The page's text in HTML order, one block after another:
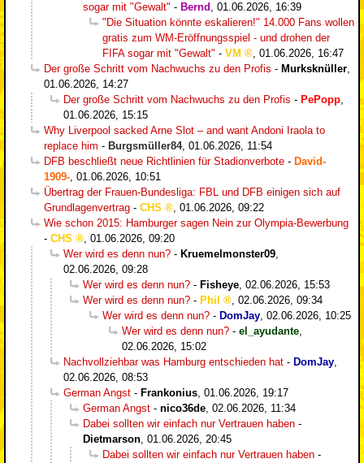
sogar mit "Gewalt" - Bernd , 01.06.2026, 16:39
"Die Situation könnte eskalieren!" 14.000 Fans wollen
gratis zum WM-Eröffnungsspiel - und drohen der
FIFA sogar mit "Gewalt" - VM , 01.06.2026, 16:47
Der große Schritt vom Nachwuchs zu den Profis - Murksknüller,
01.06.2026, 14:27
Der große Schritt vom Nachwuchs zu den Profis - PePopp,
01.06.2026, 15:15
Why Liverpool sacked Arne Slot – and want Andoni Iraola to
replace him - Burgsmüller84, 01.06.2026, 11:54
DFB beschließt neue Richtlinien für Stadionverbote - David-
1909-, 01.06.2026, 10:51
Übertrag der Frauen-Bundesliga: FBL und DFB einigen sich auf
Grundlagenvertrag - CHS , 01.06.2026, 09:22
Wie schon 2015: Hamburger sagen Nein zur Olympia-Bewerbung
- CHS , 01.06.2026, 09:20
Wer wird es denn nun? - Kruemelmonster09,
02.06.2026, 09:28
Wer wird es denn nun? - Fisheye, 02.06.2026, 15:53
Wer wird es denn nun? - Phil , 02.06.2026, 09:34
Wer wird es denn nun? - DomJay, 02.06.2026, 10:25
Wer wird es denn nun? - el_ayudante,
02.06.2026, 15:02
Nachvollziehbar was Hamburg entschieden hat - DomJay,
02.06.2026, 08:53
German Angst - Frankonius, 01.06.2026, 19:17
German Angst - nico36de, 02.06.2026, 11:34
Dabei sollten wir einfach nur Vertrauen haben -
Dietmarson, 01.06.2026, 20:45
Dabei sollten wir einfach nur Vertrauen haben -